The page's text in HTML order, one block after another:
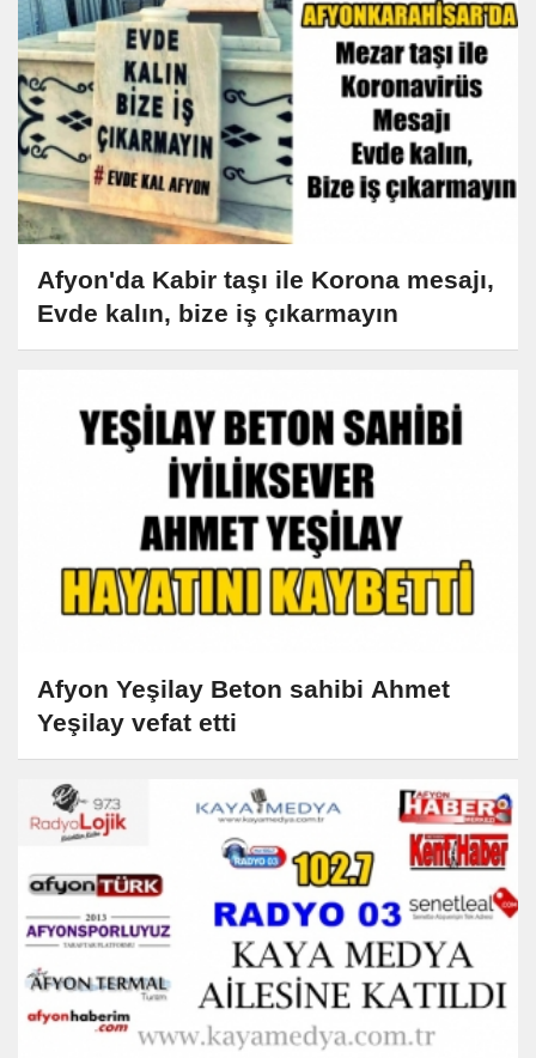
Afyon'da Kabir taşı ile Korona mesajı,
Evde kalın, bize iş çıkarmayın
Afyon Yeşilay Beton sahibi Ahmet
Yeşilay vefat etti